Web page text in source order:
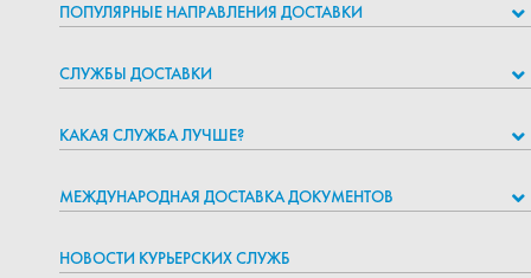
ПОПУЛЯРНЫЕ НАПРАВЛЕНИЯ ДОСТАВКИ
СЛУЖБЫ ДОСТАВКИ
КАКАЯ СЛУЖБА ЛУЧШЕ?
МЕЖДУНАРОДНАЯ ДОСТАВКА ДОКУМЕНТОВ
НОВОСТИ КУРЬЕРСКИХ СЛУЖБ